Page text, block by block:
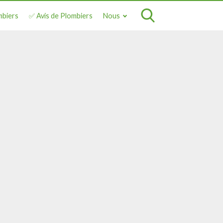
✅ Avis de Plombiers Nous